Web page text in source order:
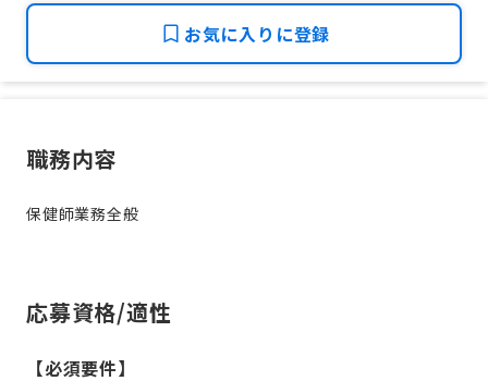
お気に入りに登録
職務内容
保健師業務全般
応募資格/適性
【必須要件】